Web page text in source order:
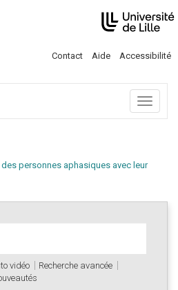
Contact Aide Accessibilité
Menu
personnes aphasiques avec leur
vidéo
Recherche avancée